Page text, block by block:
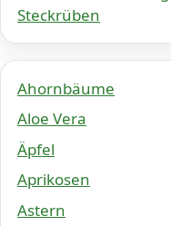
Steckrüben
Ahornbäume
Aloe Vera
Äpfel
Aprikosen
Astern